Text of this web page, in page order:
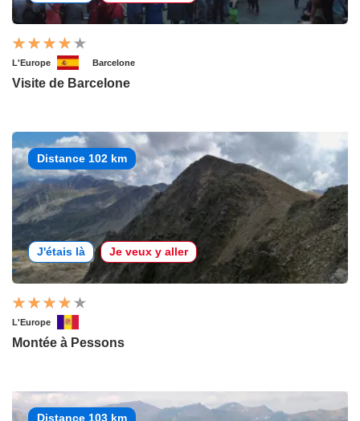
L'Europe Barcelone
Visite de Barcelone
Distance 102 km
J'étais là Je veux y aller
L'Europe
Montée à Pessons
Distance 103 km